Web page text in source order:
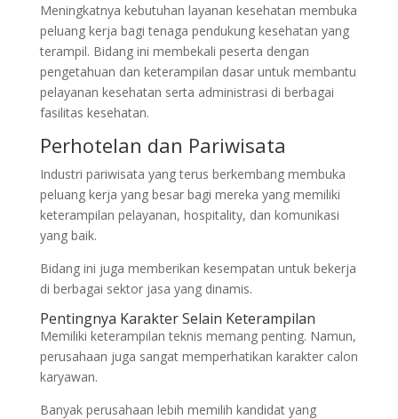
Meningkatnya kebutuhan layanan kesehatan membuka
peluang kerja bagi tenaga pendukung kesehatan yang
terampil. Bidang ini membekali peserta dengan
pengetahuan dan keterampilan dasar untuk membantu
pelayanan kesehatan serta administrasi di berbagai
fasilitas kesehatan.
Perhotelan dan Pariwisata
Industri pariwisata yang terus berkembang membuka
peluang kerja yang besar bagi mereka yang memiliki
keterampilan pelayanan, hospitality, dan komunikasi
yang baik.
Bidang ini juga memberikan kesempatan untuk bekerja
di berbagai sektor jasa yang dinamis.
Pentingnya Karakter Selain Keterampilan
Memiliki keterampilan teknis memang penting. Namun,
perusahaan juga sangat memperhatikan karakter calon
karyawan.
Banyak perusahaan lebih memilih kandidat yang